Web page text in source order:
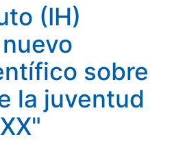
la juventud en el siglo XX"
(IH)
sobre
la juventud